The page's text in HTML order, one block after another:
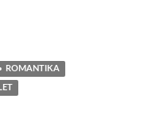
Athirappilly v jižní
ROMANTIKA